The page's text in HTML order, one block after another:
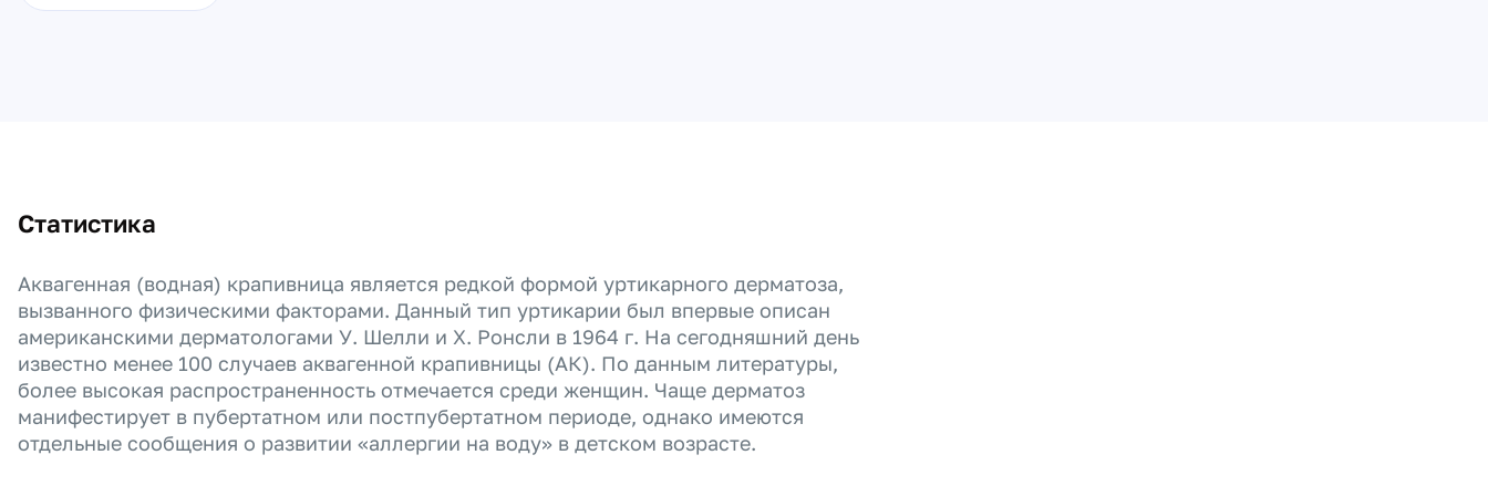
Статистика
Аквагенная (водная) крапивница является редкой формой уртикарного дерматоза,
вызванного физическими факторами. Данный тип уртикарии был впервые описан
американскими дерматологами У. Шелли и Х. Ронсли в 1964 г. На сегодняшний день
известно менее 100 случаев аквагенной крапивницы (АК). По данным литературы,
более высокая распространенность отмечается среди женщин. Чаще дерматоз
манифестирует в пубертатном или постпубертатном периоде, однако имеются
отдельные сообщения о развитии «аллергии на воду» в детском возрасте.